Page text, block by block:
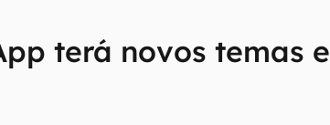
terá novos temas e
sobre tecnologia em primeira